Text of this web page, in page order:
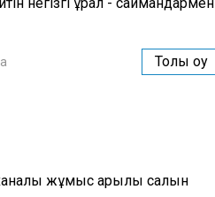
Толық оқу
жұмыс арқылы салқын